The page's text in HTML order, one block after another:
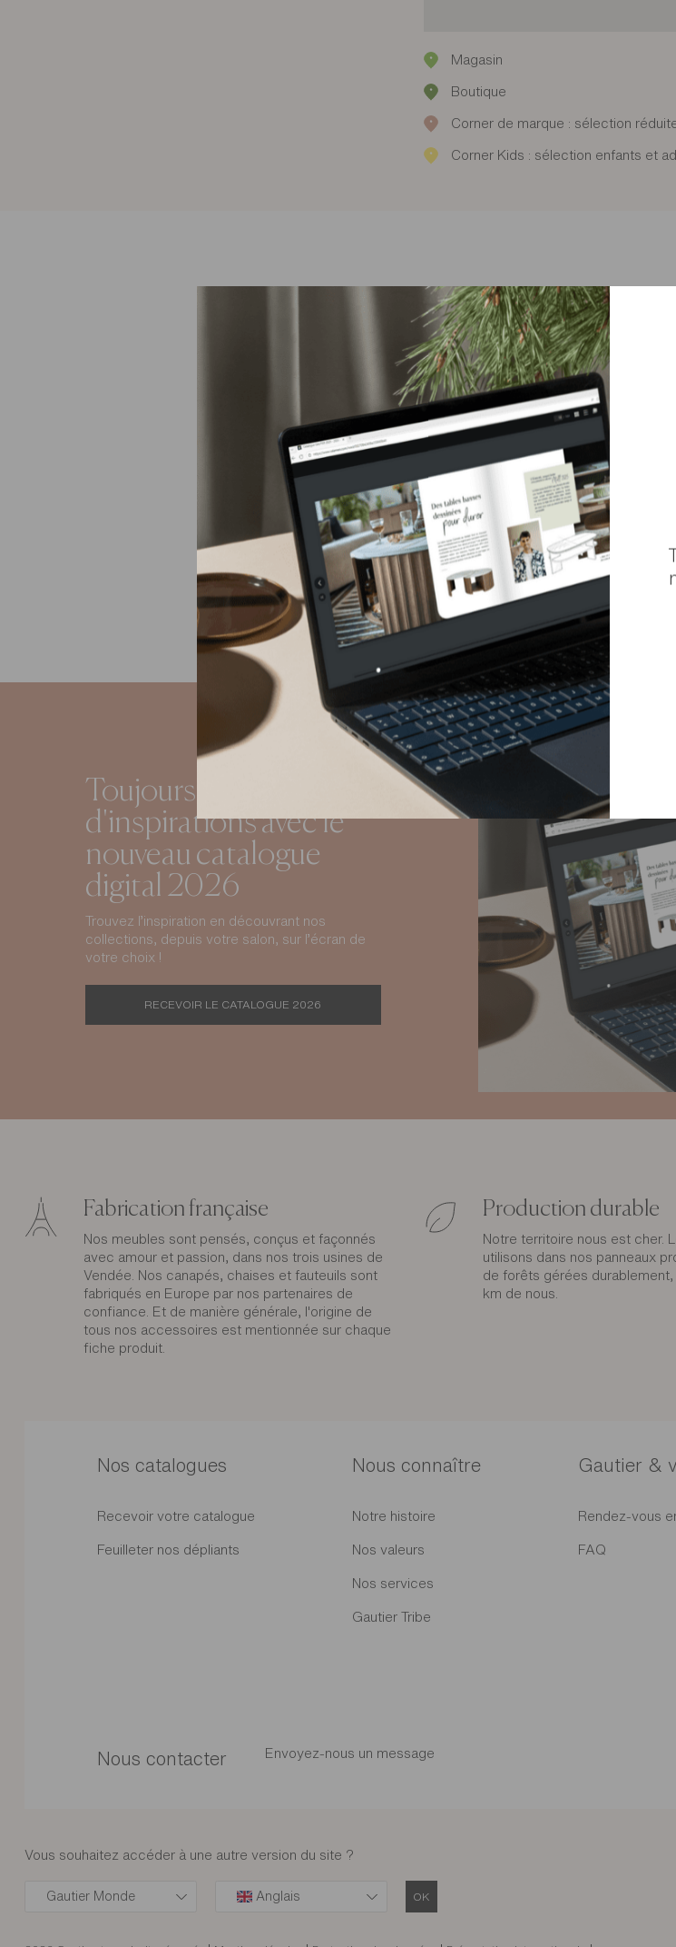
Magasin
Boutique
Corner de marque : sélection
Corner Kids : sélection enfants et
Gautier dans le monde
Moyen-Orient
Amérique
Toujours plus
d'inspirations avec le
nouveau catalogue
digital 2026
Trouvez l’inspiration en découvrant nos
collections, depuis votre salon, sur l’écran de
votre choix !
RECEVOIR LE CATALOGUE 2026
Fabrication française
Nos meubles sont pensés, conçus et façonnés
avec amour et passion, dans nos trois usines de
Vendée. Nos canapés, chaises et fauteuils sont
fabriqués en Europe par nos partenaires de
confiance. Et de manière générale, l'origine de
tous nos accessoires est mentionnée sur chaque
fiche produit.
Production durable
Notre territoire nous est cher.
utilisons dans nos panneaux
de forêts gérées
km de nous.
Nos catalogues
Recevoir votre catalogue
Feuilleter nos dépliants
Nous connaître
Notre histoire
Nos valeurs
Nos services
Gautier Tribe
Gautier &
Rendez-vous
FAQ
Nous contacter Envoyez-nous un message
Vous souhaitez accéder à une autre version du site ?
Gautier Monde Anglais OK